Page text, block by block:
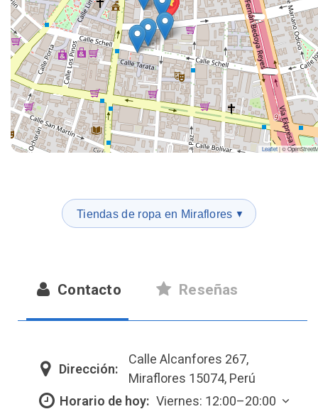
Leaflet|©
Tiendas de ropa en Miraflores ▼
Contacto Reseñas
Dirección:
Calle Alcanfores 267,
Miraflores 15074, Perú
Horario de hoy: Viernes: 12:00–20:00